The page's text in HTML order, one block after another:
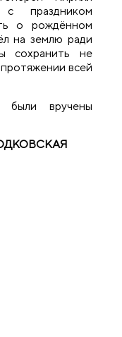
праздником
о рождённом
на землю ради
сохранить не
протяжении всей
вручены